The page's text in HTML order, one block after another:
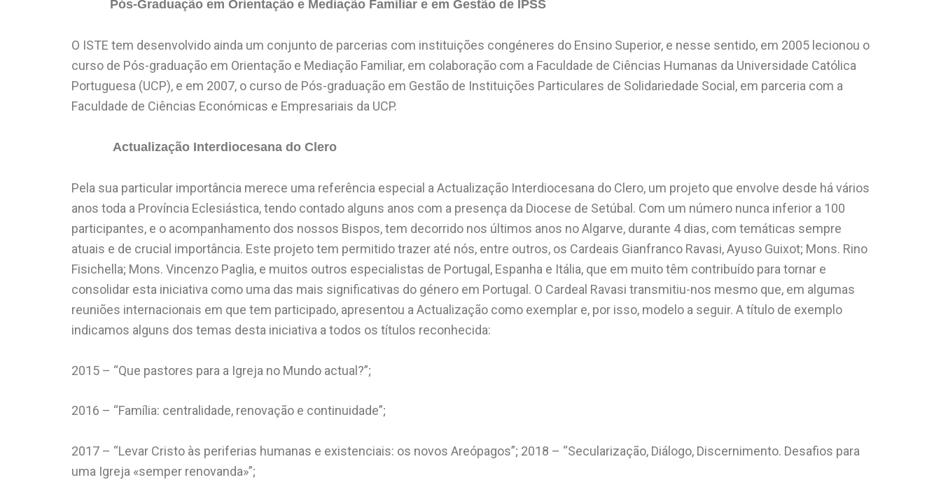
Pós-Graduação em Orientação e Mediação Familiar e em Gestão de IPSS
O ISTE tem desenvolvido ainda um conjunto de parcerias com instituições congéneres do Ensino Superior, e nesse sentido, em 2005 lecionou o
curso de Pós-graduação em Orientação e Mediação Familiar, em colaboração com a Faculdade de Ciências Humanas da Universidade Católica
Portuguesa (UCP), e em 2007, o curso de Pós-graduação em Gestão de Instituições Particulares de Solidariedade Social, em parceria com a
Faculdade de Ciências Económicas e Empresariais da UCP.
Actualização Interdiocesana do Clero
Pela sua particular importância merece uma referência especial a Actualização Interdiocesana do Clero, um projeto que envolve desde há vários
anos toda a Província Eclesiástica, tendo contado alguns anos com a presença da Diocese de Setúbal. Com um número nunca inferior a 100
participantes, e o acompanhamento dos nossos Bispos, tem decorrido nos últimos anos no Algarve, durante 4 dias, com temáticas sempre
atuais e de crucial importância. Este projeto tem permitido trazer até nós, entre outros, os Cardeais Gianfranco Ravasi, Ayuso Guixot; Mons. Rino
Fisichella; Mons. Vincenzo Paglia, e muitos outros especialistas de Portugal, Espanha e Itália, que em muito têm contribuído para tornar e
consolidar esta iniciativa como uma das mais significativas do género em Portugal. O Cardeal Ravasi transmitiu-nos mesmo que, em algumas
reuniões internacionais em que tem participado, apresentou a Actualização como exemplar e, por isso, modelo a seguir. A título de exemplo
indicamos alguns dos temas desta iniciativa a todos os títulos reconhecida:
2015 – “Que pastores para a Igreja no Mundo actual?”;
2016 – “Família: centralidade, renovação e continuidade”;
2017 – “Levar Cristo às periferias humanas e existenciais: os novos Areópagos”; 2018 – “Secularização, Diálogo, Discernimento. Desafios para
uma Igreja «semper renovanda»”;